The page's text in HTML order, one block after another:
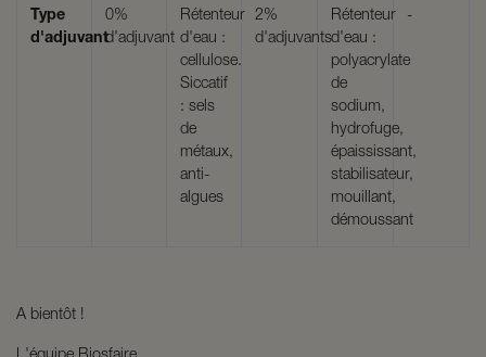
Type
d'adjuvant
0%
d'adjuvant
Rétenteur
d'eau :
cellulose.
Siccatif
: sels
de
métaux,
anti-
algues
2%
d'adjuvants
Rétenteur
d'eau :
polyacrylate
de
sodium,
hydrofuge,
épaississant,
stabilisateur,
mouillant,
démoussant
-
A bientôt !